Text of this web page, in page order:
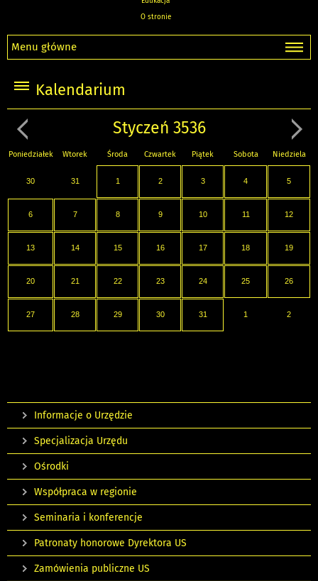
O stronie
Menu główne
Kalendarium
Styczeń 3536
Poniedziałek Wtorek Środa Czwartek Piątek Sobota Niedziela
30 31 1 2 3 4 5
6 7 8 9 10 11 12
13 14 15 16 17 18 19
20 21 22 23 24 25 26
27 28 29 30 31 1 2
Informacje o Urzędzie
Specjalizacja Urzędu
Ośrodki
Współpraca w regionie
Seminaria i konferencje
Patronaty honorowe Dyrektora US
Zamówienia publiczne US